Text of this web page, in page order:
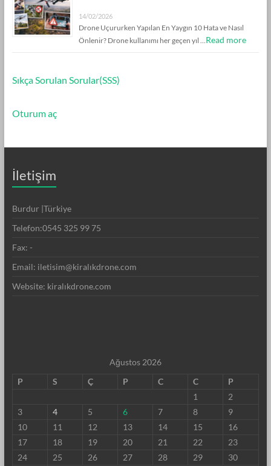
14/02/2026
Drone Uçururken Yapılan En Yaygın 10 Hata ve Nasıl
Önlenir? Drone kullanımı her geçen yıl … Read more
Sıkça Sorulan Sorular(SSS)
Oturum aç
İletişim
Burdur |Türkiye
Telefon:0545 325 99 75
Fax: -
Email: iletisim@kiralıkdrone.com
Website: kiralıkdrone.com
Ağustos 2026
P
S Ç P C C
P
1
2
3
4 5 6 7 8
9
10
11 12 13 14 15
16
17
18 19 20 21 22
23
24
25 26 27 28 29 30